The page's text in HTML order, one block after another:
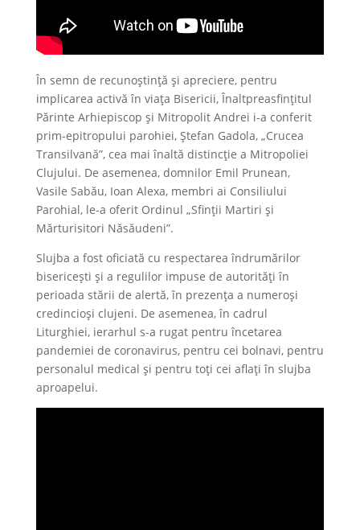
În semn de recunoștință și apreciere, pentru
implicarea activă în viața Bisericii, Înaltpreasfințitul
Părinte Arhiepiscop și Mitropolit Andrei i-a conferit
prim-epitropului parohiei, Ștefan Gadola, „Crucea
Transilvană”, cea mai înaltă distincție a Mitropoliei
Clujului. De asemenea, domnilor Emil Prunean,
Vasile Sabău, Ioan Alexa, membri ai Consiliului
Parohial, le-a oferit Ordinul „Sfinții Martiri și
Mărturisitori Năsăudeni”.
Slujba a fost oficiată cu respectarea îndrumărilor
bisericești și a regulilor impuse de autorităţi în
perioada stării de alertă, în prezența a numeroși
credincioși clujeni. De asemenea, în cadrul
Liturghiei, ierarhul s-a rugat pentru încetarea
pandemiei de coronavirus, pentru cei bolnavi, pentru
personalul medical și pentru toți cei aflați în slujba
aproapelui.